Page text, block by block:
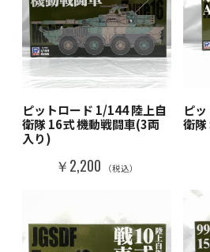
ピットロード 1/144 陸上自
衛隊 16式 機動戦闘車(3両
入り)
￥2,200 （税込）
ピ
衛隊